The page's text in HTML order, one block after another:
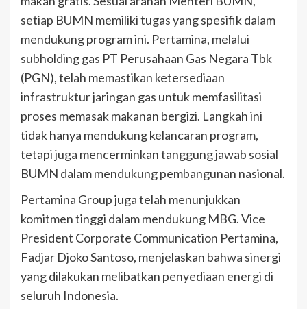
setiap BUMN memiliki tugas yang spesifik dalam
mendukung program ini. Pertamina, melalui
subholding gas PT Perusahaan Gas Negara Tbk
(PGN), telah memastikan ketersediaan
infrastruktur jaringan gas untuk memfasilitasi
proses memasak makanan bergizi. Langkah ini
tidak hanya mendukung kelancaran program,
tetapi juga mencerminkan tanggung jawab sosial
BUMN dalam mendukung pembangunan nasional.
Pertamina Group juga telah menunjukkan
komitmen tinggi dalam mendukung MBG. Vice
President Corporate Communication Pertamina,
Fadjar Djoko Santoso, menjelaskan bahwa sinergi
yang dilakukan melibatkan penyediaan energi di
seluruh Indonesia.